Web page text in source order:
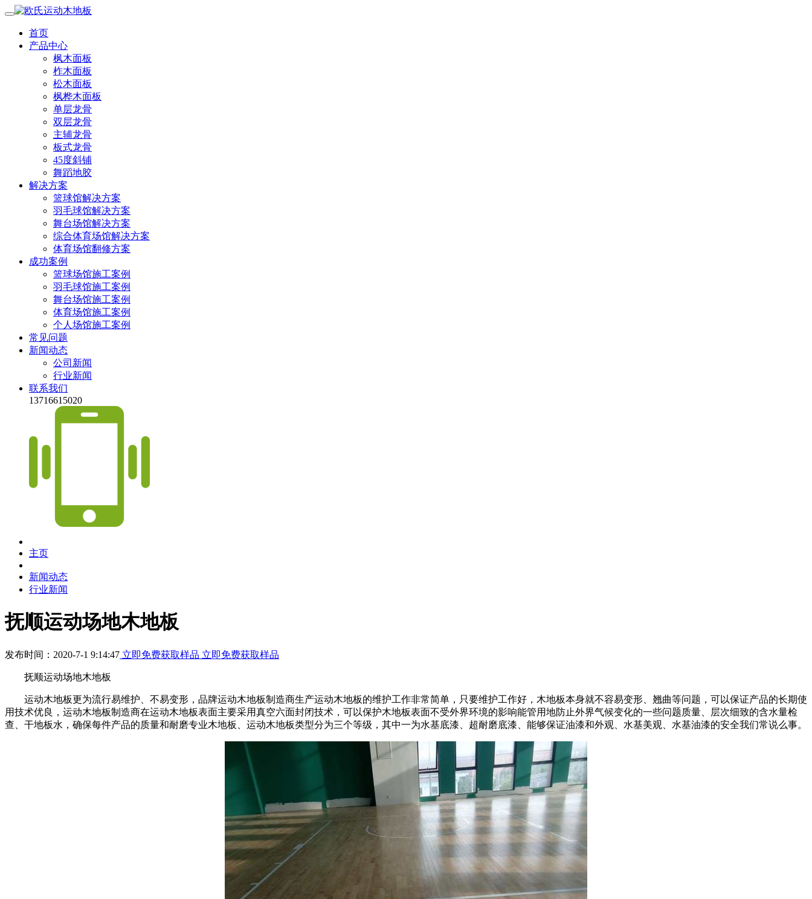
首页
产品中心
枫木面板
柞木面板
松木面板
枫桦木面板
单层龙骨
双层龙骨
主辅龙骨
板式龙骨
45度斜铺
舞蹈地胶
解决方案
篮球馆解决方案
羽毛球馆解决方案
舞台场馆解决方案
综合体育场馆解决方案
体育场馆翻修方案
成功案例
篮球场馆施工案例
羽毛球馆施工案例
舞台场馆施工案例
体育场馆施工案例
个人场馆施工案例
常见问题
新闻动态
公司新闻
行业新闻
联系我们
13716615020
主页
新闻动态
行业新闻
抚顺运动场地木地板
发布时间：2020-7-1 9:14:47 立即免费获取样品 立即免费获取样品
抚顺运动场地木地板
运动木地板更为流行易维护、不易变形，品牌运动木地板制造商生产运动木地板的维护工作非常简单，只要维护工作好，木地板本身就不容易变形、翘曲等问题，可以保证产品的长期使
用技术优良，运动木地板制造商在运动木地板表面主要采用真空六面封闭技术，可以保护木地板表面不受外界环境的影响能管用地防止外界气候变化的一些问题质量、层次细致的含水量检
查、干地板水，确保每件产品的质量和耐磨专业木地板、运动木地板类型分为三个等级，其中一为水基底漆、超耐磨底漆、能够保证油漆和外观、水基美观、水基油漆的安全我们常说么事。